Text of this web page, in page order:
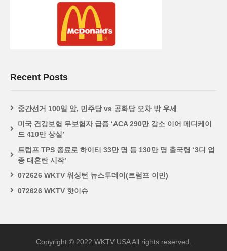
Recent Posts
중간선거 100일 앞, 민주당 vs 공화당 오차 밖 우세
미국 건강보험 무보험자 급증 ‘ACA 290만 감소 이어 메디케이
드 410만 상실’
트럼프 TPS 종료로 하이티 33만 명 등 130만 명 출국령 ‘3디 업
종 대혼란 시작’
072626 WKTV 워싱턴 뉴스투데이(트럼프 이민)
072626 WKTV 핫이슈
Copyright © 2022 WKTV USA All rights reserved.